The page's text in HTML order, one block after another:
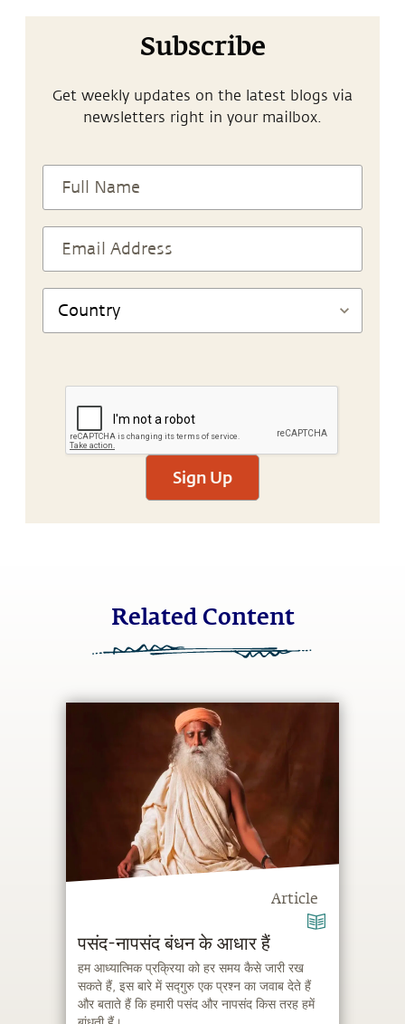
Subscribe
Get weekly updates on the latest blogs via
newsletters right in your mailbox.
Sign Up
Related Content
Article
पसंद-नापसंद बंधन के आधार हैं
हम आध्यात्मिक प्रक्रिया को हर समय कैसे जारी रख
सकते हैं, इस बारे में सद्गुरु एक प्रश्न का जवाब देते हैं
और बताते हैं कि हमारी पसंद और नापसंद किस तरह हमें